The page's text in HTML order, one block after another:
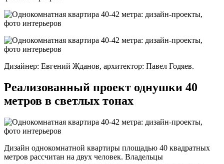
Дизайнер: Евгений Жданов, архитектор: Павел Годяев.
Реализованный проект однушки 40
метров в светлых тонах
Дизайн однокомнатной квартиры площадью 40 квадратных
метров рассчитан на двух человек. Владельцы